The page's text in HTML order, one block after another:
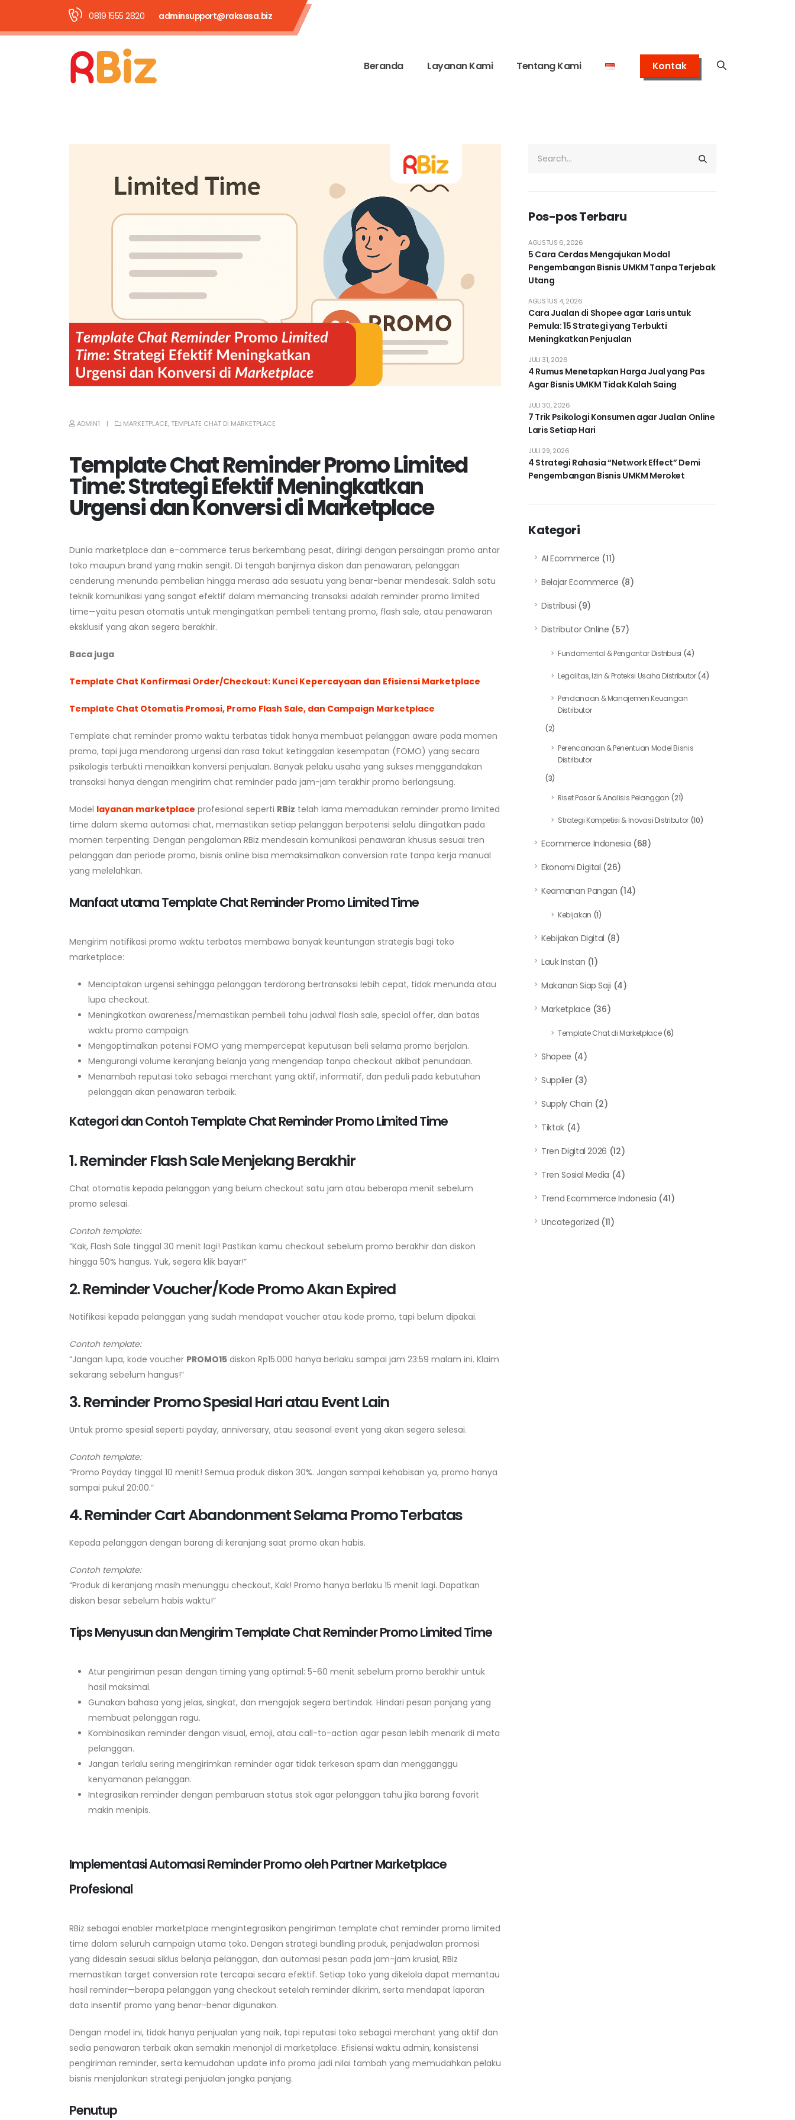
0819 1555 2820 adminsupport@raksasa.biz
Beranda Layanan Kami Tentang Kami Kontak
ADMIN1 MARKETPLACE, TEMPLATE CHAT DI MARKETPLACE
Template Chat Reminder Promo Limited
Time: Strategi Efektif Meningkatkan
Urgensi dan Konversi di Marketplace
Dunia marketplace dan e-commerce terus berkembang pesat, diiringi dengan persaingan promo antar
toko maupun brand yang makin sengit. Di tengah banjirnya diskon dan penawaran, pelanggan
cenderung menunda pembelian hingga merasa ada sesuatu yang benar-benar mendesak. Salah satu
teknik komunikasi yang sangat efektif dalam memancing transaksi adalah reminder promo limited
time—yaitu pesan otomatis untuk mengingatkan pembeli tentang promo, flash sale, atau penawaran
eksklusif yang akan segera berakhir.
Baca juga
Template Chat Konfirmasi Order/Checkout: Kunci Kepercayaan dan Efisiensi Marketplace
Template Chat Otomatis Promosi, Promo Flash Sale, dan Campaign Marketplace
Template chat reminder promo waktu terbatas tidak hanya membuat pelanggan aware pada momen
promo, tapi juga mendorong urgensi dan rasa takut ketinggalan kesempatan (FOMO) yang secara
psikologis terbukti menaikkan konversi penjualan. Banyak pelaku usaha yang sukses menggandakan
transaksi hanya dengan mengirim chat reminder pada jam-jam terakhir promo berlangsung.
Model layanan marketplace profesional seperti RBiz telah lama memadukan reminder promo limited
time dalam skema automasi chat, memastikan setiap pelanggan berpotensi selalu diingatkan pada
momen terpenting. Dengan pengalaman RBiz mendesain komunikasi penawaran khusus sesuai tren
pelanggan dan periode promo, bisnis online bisa memaksimalkan conversion rate tanpa kerja manual
yang melelahkan.
Manfaat utama Template Chat Reminder Promo Limited Time
Mengirim notifikasi promo waktu terbatas membawa banyak keuntungan strategis bagi toko
marketplace:
Menciptakan urgensi sehingga pelanggan terdorong bertransaksi lebih cepat, tidak menunda atau
lupa checkout.
Meningkatkan awareness/memastikan pembeli tahu jadwal flash sale, special offer, dan batas
waktu promo campaign.
Mengoptimalkan potensi FOMO yang mempercepat keputusan beli selama promo berjalan.
Mengurangi volume keranjang belanja yang mengendap tanpa checkout akibat penundaan.
Menambah reputasi toko sebagai merchant yang aktif, informatif, dan peduli pada kebutuhan
pelanggan akan penawaran terbaik.
Kategori dan Contoh Template Chat Reminder Promo Limited Time
1. Reminder Flash Sale Menjelang Berakhir
Chat otomatis kepada pelanggan yang belum checkout satu jam atau beberapa menit sebelum
promo selesai.
Contoh template:
“Kak, Flash Sale tinggal 30 menit lagi! Pastikan kamu checkout sebelum promo berakhir dan diskon
hingga 50% hangus. Yuk, segera klik bayar!”
2. Reminder Voucher/Kode Promo Akan Expired
Notifikasi kepada pelanggan yang sudah mendapat voucher atau kode promo, tapi belum dipakai.
Contoh template:
“Jangan lupa, kode voucher PROMO15 diskon Rp15.000 hanya berlaku sampai jam 23:59 malam ini. Klaim
sekarang sebelum hangus!”
3. Reminder Promo Spesial Hari atau Event Lain
Untuk promo spesial seperti payday, anniversary, atau seasonal event yang akan segera selesai.
Contoh template:
“Promo Payday tinggal 10 menit! Semua produk diskon 30%. Jangan sampai kehabisan ya, promo hanya
sampai pukul 20:00.”
4. Reminder Cart Abandonment Selama Promo Terbatas
Kepada pelanggan dengan barang di keranjang saat promo akan habis.
Contoh template:
“Produk di keranjang masih menunggu checkout, Kak! Promo hanya berlaku 15 menit lagi. Dapatkan
diskon besar sebelum habis waktu!”
Tips Menyusun dan Mengirim Template Chat Reminder Promo Limited Time
Atur pengiriman pesan dengan timing yang optimal: 5-60 menit sebelum promo berakhir untuk
hasil maksimal.
Gunakan bahasa yang jelas, singkat, dan mengajak segera bertindak. Hindari pesan panjang yang
membuat pelanggan ragu.
Kombinasikan reminder dengan visual, emoji, atau call-to-action agar pesan lebih menarik di mata
pelanggan.
Jangan terlalu sering mengirimkan reminder agar tidak terkesan spam dan mengganggu
kenyamanan pelanggan.
Integrasikan reminder dengan pembaruan status stok agar pelanggan tahu jika barang favorit
makin menipis.
Implementasi Automasi Reminder Promo oleh Partner Marketplace
Profesional
RBiz sebagai enabler marketplace mengintegrasikan pengiriman template chat reminder promo limited
time dalam seluruh campaign utama toko. Dengan strategi bundling produk, penjadwalan promosi
yang didesain sesuai siklus belanja pelanggan, dan automasi pesan pada jam-jam krusial, RBiz
memastikan target conversion rate tercapai secara efektif. Setiap toko yang dikelola dapat memantau
hasil reminder—berapa pelanggan yang checkout setelah reminder dikirim, serta mendapat laporan
data insentif promo yang benar-benar digunakan.
Dengan model ini, tidak hanya penjualan yang naik, tapi reputasi toko sebagai merchant yang aktif dan
sedia penawaran terbaik akan semakin menonjol di marketplace. Efisiensi waktu admin, konsistensi
pengiriman reminder, serta kemudahan update info promo jadi nilai tambah yang memudahkan pelaku
bisnis menjalankan strategi penjualan jangka panjang.
Penutup
Pos-pos Terbaru
5 Cara Cerdas Mengajukan Modal
Pengembangan Bisnis UMKM Tanpa Terjebak
Utang
AGUSTUS 6, 2026
Cara Jualan di Shopee agar Laris untuk
Pemula: 15 Strategi yang Terbukti
Meningkatkan Penjualan
AGUSTUS 4, 2026
4 Rumus Menetapkan Harga Jual yang Pas
Agar Bisnis UMKM Tidak Kalah Saing
JULI 31, 2026
7 Trik Psikologi Konsumen agar Jualan Online
Laris Setiap Hari
JULI 30, 2026
4 Strategi Rahasia “Network Effect” Demi
Pengembangan Bisnis UMKM Meroket
JULI 29, 2026
Kategori
AI Ecommerce (11)
Belajar Ecommerce (8)
Distribusi (9)
Distributor Online (57)
Fundamental & Pengantar Distribusi (4)
Legalitas, Izin & Proteksi Usaha Distributor(4)
Pendanaan & Manajemen Keuangan
Distributor
(2)
Perencanaan & Penentuan Model Bisnis
Distributor
(3)
Riset Pasar & Analisis Pelanggan (21)
Strategi Kompetisi & Inovasi Distributor (10)
Ecommerce Indonesia (68)
Ekonomi Digital (26)
Keamanan Pangan (14)
Kebijakan (1)
Kebijakan Digital (8)
Lauk Instan (1)
Makanan Siap Saji (4)
Marketplace (36)
Template Chat di Marketplace(6)
Shopee (4)
Supplier(3)
Supply Chain (2)
Tiktok(4)
Tren Digital 2026 (12)
Tren Sosial Media (4)
Trend Ecommerce Indonesia (41)
Uncategorized (11)